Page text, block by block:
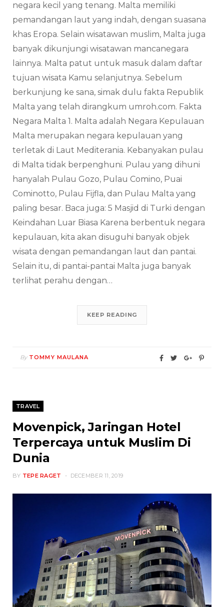
negara kecil yang tenang. Malta memiliki
pemandangan laut yang indah, dengan suasana
khas Eropa. Selain wisatawan muslim, Malta juga
banyak dikunjungi wisatawan mancanegara
lainnya. Malta patut untuk masuk dalam daftar
tujuan wisata Kamu selanjutnya. Sebelum
berkunjung ke sana, simak dulu fakta Republik
Malta yang telah dirangkum umroh.com. Fakta
Negara Malta 1. Malta adalah Negara Kepulauan
Malta merupakan negara kepulauan yang
terletak di Laut Mediterania. Kebanyakan pulau
di Malta tidak berpenghuni. Pulau yang dihuni
hanyalah Pulau Gozo, Pulau Comino, Puai
Cominotto, Pulau Fijfla, dan Pulau Malta yang
paling besar. Baca juga: 5 Masjid di Turki dengan
Keindahan Luar Biasa Karena berbentuk negara
kepulauan, kita akan disuguhi banyak objek
wisata dengan pemandangan laut dan pantai.
Selain itu, di pantai-pantai Malta juga banyak
terlihat perahu dengan…
KEEP READING
By TOMMY MAULANA
TRAVEL
Movenpick, Jaringan Hotel
Terpercaya untuk Muslim Di
Dunia
BY TEPE RAGET DECEMBER 11, 2019